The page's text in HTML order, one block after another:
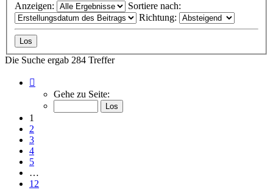
Anzeigen:
Sortiere nach:
Richtung:
Die Suche ergab 284 Treffer
von
Gehe zu Seite:
1
2
3
4
5
…
12